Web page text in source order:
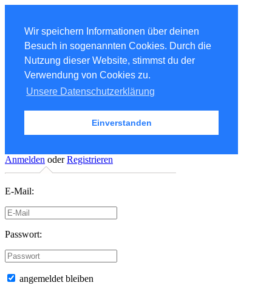
Wir speichern Informationen über deinen
Besuch in sogenannten Cookies. Durch die
Nutzung dieser Website, stimmst du der
Verwendung von Cookies zu.
Unsere Datenschutzerklärung
Einverstanden
Anmelden oder Registrieren
E-Mail:
Passwort:
angemeldet bleiben